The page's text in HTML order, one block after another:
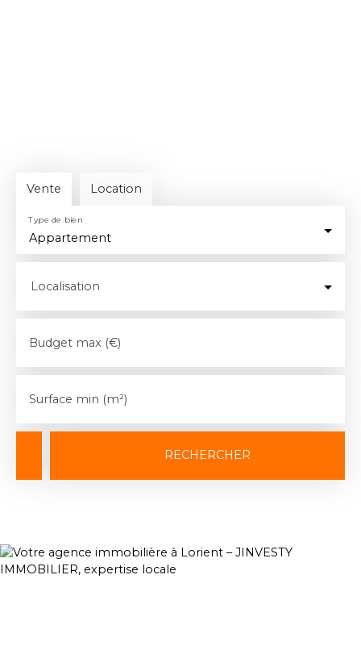
Vente Location
Appartement
Type de bien
Localisation
Budget max (€)
Surface min (m²)
RECHERCHER